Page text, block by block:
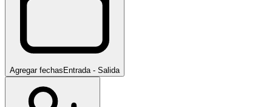
Agregar fechas Entrada - Salida